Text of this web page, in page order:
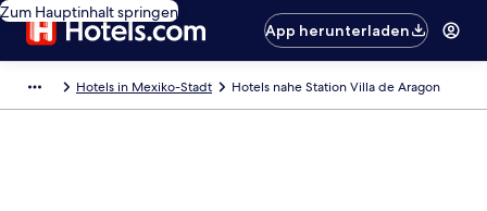
Zum Hauptinhalt springen
App herunterladen
Hotels in Mexiko-Stadt Hotels nahe Station Villa de Aragon